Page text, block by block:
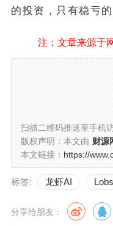
的投资，只有稳亏的
注：文章来源于
扫描二维码推送至手机访
版权声明：本文由 财源
本文链接： https://
标签: 龙虾AI
分享给朋友：